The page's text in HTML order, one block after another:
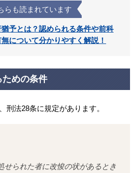
らも読まれています
予とは？認められる条件や前科
について分かりやすく解説！
めの条件
刑法28条に規定があります。
せられた者に改悛の状があるとき